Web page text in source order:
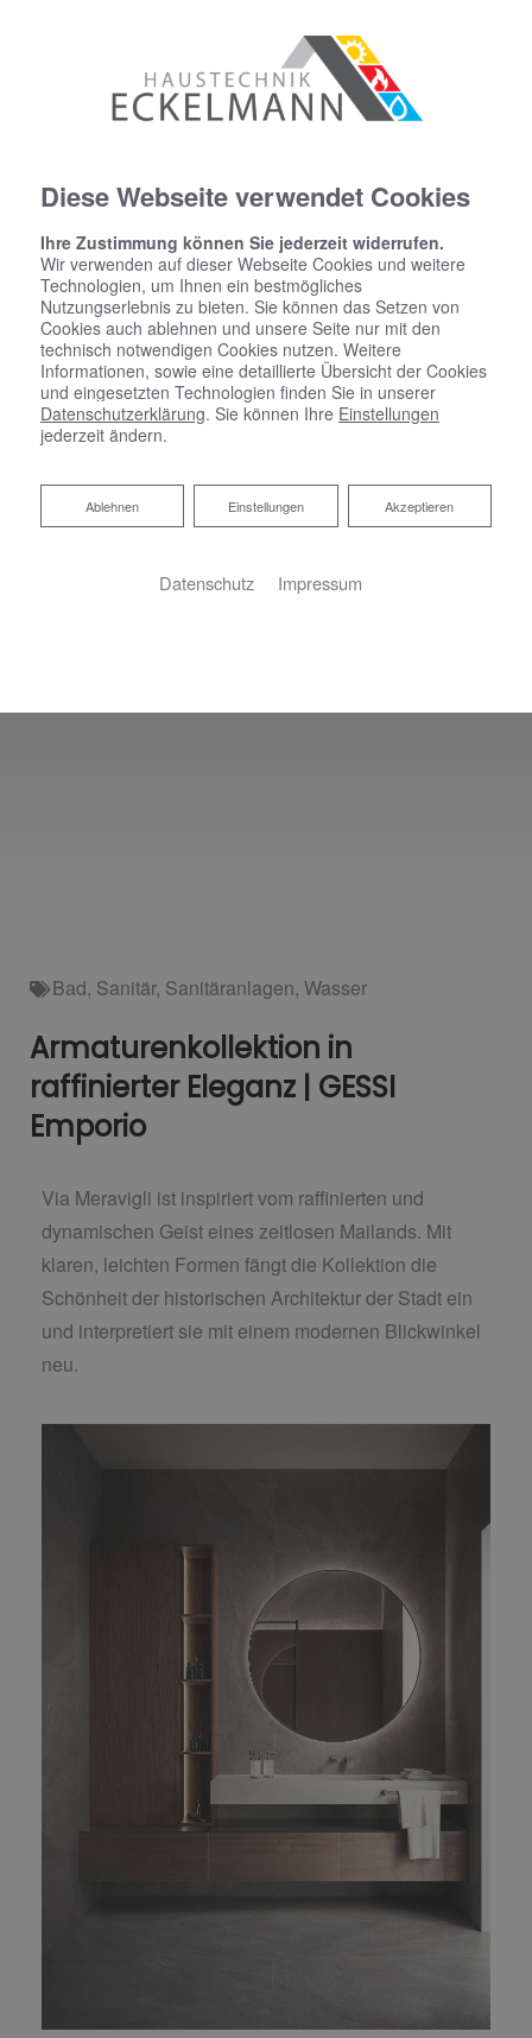
Bad, Sanitär, Sanitäranlagen, Wasser
Armaturenkollektion in
raffinierter Eleganz | GESSI
Emporio
Via Meravigli ist inspiriert vom raffinierten und
dynamischen Geist eines zeitlosen Mailands. Mit
klaren, leichten Formen fängt die Kollektion die
Schönheit der historischen Architektur der Stadt ein
und interpretiert sie mit einem modernen Blickwinkel
neu.
Diese Webseite verwendet Cookies
Ihre Zustimmung können Sie jederzeit widerrufen.
Wir verwenden auf dieser Webseite Cookies und weitere
Technologien, um Ihnen ein bestmögliches
Nutzungserlebnis zu bieten. Sie können das Setzen von
Cookies auch ablehnen und unsere Seite nur mit den
technisch notwendigen Cookies nutzen. Weitere
Informationen, sowie eine detaillierte Übersicht der Cookies
und eingesetzten Technologien finden Sie in unserer
Datenschutzerklärung. Sie können Ihre Einstellungen
jederzeit ändern.
Akzeptieren
Einstellungen
Ablehnen
Ablehnen
Datenschutz Impressum